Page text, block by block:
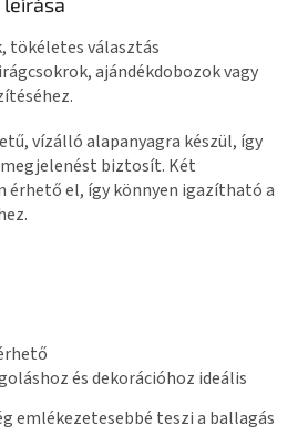
tökéletes választás
ajándékdobozok vagy
vízálló alapanyagra készül, így
biztosít. Két
érhető el, így könnyen igazítható a
és dekorációhoz ideális
emlékezetesebbé teszi a ballagás